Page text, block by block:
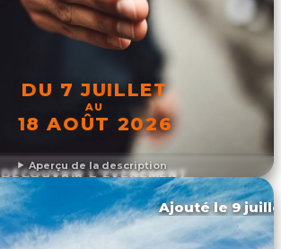
Aperçu de la description
DU 7 JUILLET
AU
18 AOÛT 2026
DÉCOUVRIR L'ÉVÉNEMENT
Ajouté le 9